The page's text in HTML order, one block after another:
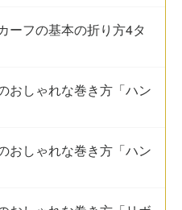
ーフの基本の折り方4タ
おしゃれな巻き方「ハン
おしゃれな巻き方「ハン